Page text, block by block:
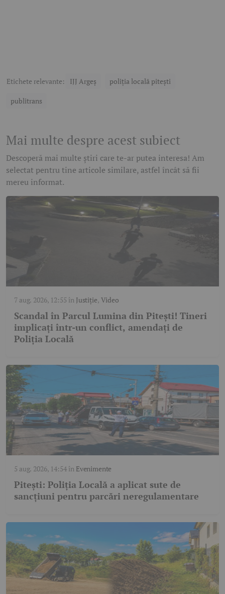
Etichete relevante: IJJ Argeș poliția locală pitești
publitrans
Mai multe despre acest subiect
Descoperă mai multe știri care te-ar putea interesa! Am
selectat pentru tine articole similare, astfel încât să fii
mereu informat.
7 aug. 2026, 12:55 în Justiție, Video
Scandal în Parcul Lumina din Pitești! Tineri
implicați într-un conflict, amendați de
Poliția Locală
5 aug. 2026, 14:54în Evenimente
Pitești: Poliția Locală a aplicat sute de
sancțiuni pentru parcări neregulamentare